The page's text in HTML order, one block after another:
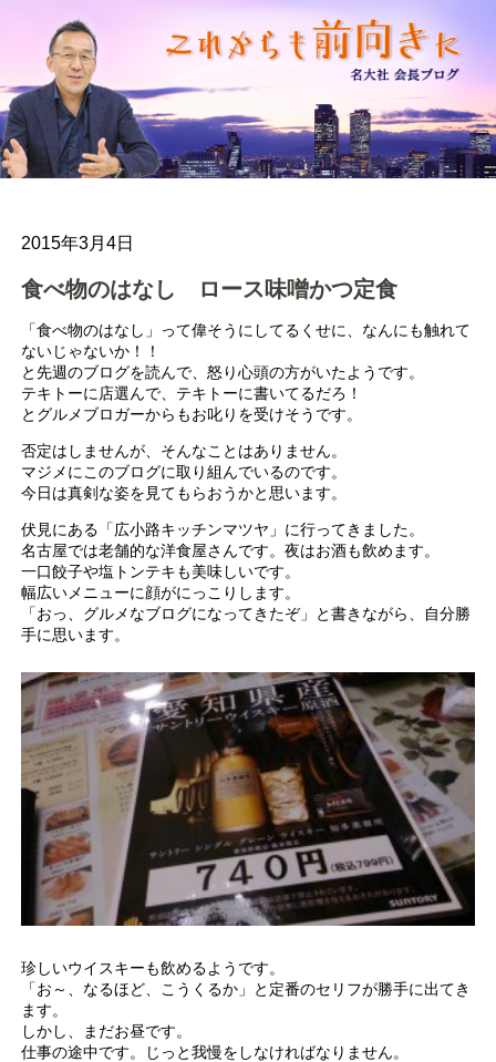
2015年3月4日
食べ物のはなし ロース味噌かつ定食
「食べ物のはなし」って偉そうにしてるくせに、なんにも触れて
ないじゃないか！！
と先週のブログを読んで、怒り心頭の方がいたようです。
テキトーに店選んで、テキトーに書いてるだろ！
とグルメブロガーからもお叱りを受けそうです。
否定はしませんが、そんなことはありません。
マジメにこのブログに取り組んでいるのです。
今日は真剣な姿を見てもらおうかと思います。
伏見にある「広小路キッチンマツヤ」に行ってきました。
名古屋では老舗的な洋食屋さんです。夜はお酒も飲めます。
一口餃子や塩トンテキも美味しいです。
幅広いメニューに顔がにっこりします。
「おっ、グルメなブログになってきたぞ」と書きながら、自分勝
手に思います。
珍しいウイスキーも飲めるようです。
「お～、なるほど、こうくるか」と定番のセリフが勝手に出てき
ます。
しかし、まだお昼です。
仕事の途中です。じっと我慢をしなければなりません。